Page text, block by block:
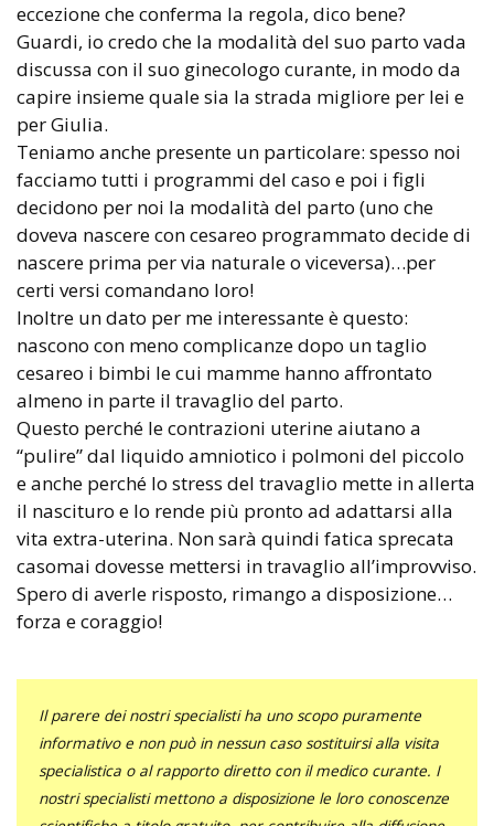
eccezione che conferma la regola, dico bene?
Guardi, io credo che la modalità del suo parto vada
discussa con il suo ginecologo curante, in modo da
capire insieme quale sia la strada migliore per lei e
per Giulia.
Teniamo anche presente un particolare: spesso noi
facciamo tutti i programmi del caso e poi i figli
decidono per noi la modalità del parto (uno che
doveva nascere con cesareo programmato decide di
nascere prima per via naturale o viceversa)…per
certi versi comandano loro!
Inoltre un dato per me interessante è questo:
nascono con meno complicanze dopo un taglio
cesareo i bimbi le cui mamme hanno affrontato
almeno in parte il travaglio del parto.
Questo perché le contrazioni uterine aiutano a
“pulire” dal liquido amniotico i polmoni del piccolo
e anche perché lo stress del travaglio mette in allerta
il nascituro e lo rende più pronto ad adattarsi alla
vita extra-uterina. Non sarà quindi fatica sprecata
casomai dovesse mettersi in travaglio all’improvviso.
Spero di averle risposto, rimango a disposizione…
forza e coraggio!
Il parere dei nostri specialisti ha uno scopo puramente
informativo e non può in nessun caso sostituirsi alla visita
specialistica o al rapporto diretto con il medico curante. I
nostri specialisti mettono a disposizione le loro conoscenze